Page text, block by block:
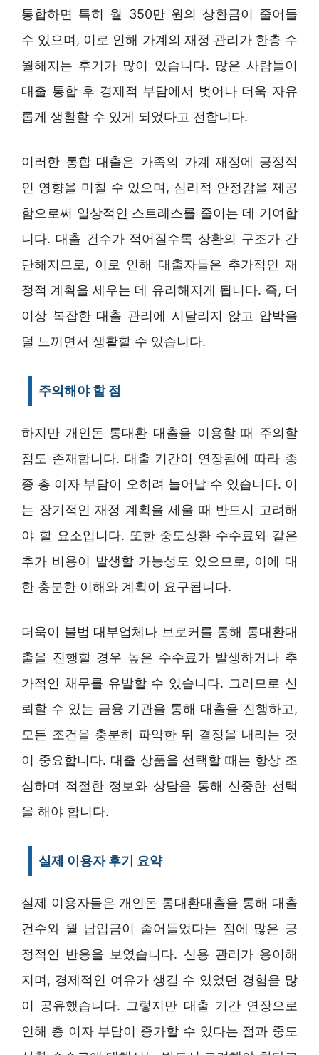
통합하면 특히 월 350만 원의 상환금이 줄어들
수 있으며, 이로 인해 가계의 재정 관리가 한층 수
월해지는 후기가 많이 있습니다. 많은 사람들이
대출 통합 후 경제적 부담에서 벗어나 더욱 자유
롭게 생활할 수 있게 되었다고 전합니다.
이러한 통합 대출은 가족의 가계 재정에 긍정적
인 영향을 미칠 수 있으며, 심리적 안정감을 제공
함으로써 일상적인 스트레스를 줄이는 데 기여합
니다. 대출 건수가 적어질수록 상환의 구조가 간
단해지므로, 이로 인해 대출자들은 추가적인 재
정적 계획을 세우는 데 유리해지게 됩니다. 즉, 더
이상 복잡한 대출 관리에 시달리지 않고 압박을
덜 느끼면서 생활할 수 있습니다.
주의해야 할 점
하지만 개인돈 통대환 대출을 이용할 때 주의할
점도 존재합니다. 대출 기간이 연장됨에 따라 종
종 총 이자 부담이 오히려 늘어날 수 있습니다. 이
는 장기적인 재정 계획을 세울 때 반드시 고려해
야 할 요소입니다. 또한 중도상환 수수료와 같은
추가 비용이 발생할 가능성도 있으므로, 이에 대
한 충분한 이해와 계획이 요구됩니다.
더욱이 불법 대부업체나 브로커를 통해 통대환대
출을 진행할 경우 높은 수수료가 발생하거나 추
가적인 채무를 유발할 수 있습니다. 그러므로 신
뢰할 수 있는 금융 기관을 통해 대출을 진행하고,
모든 조건을 충분히 파악한 뒤 결정을 내리는 것
이 중요합니다. 대출 상품을 선택할 때는 항상 조
심하며 적절한 정보와 상담을 통해 신중한 선택
을 해야 합니다.
실제 이용자 후기 요약
실제 이용자들은 개인돈 통대환대출을 통해 대출
건수와 월 납입금이 줄어들었다는 점에 많은 긍
정적인 반응을 보였습니다. 신용 관리가 용이해
지며, 경제적인 여유가 생길 수 있었던 경험을 많
이 공유했습니다. 그렇지만 대출 기간 연장으로
인해 총 이자 부담이 증가할 수 있다는 점과 중도